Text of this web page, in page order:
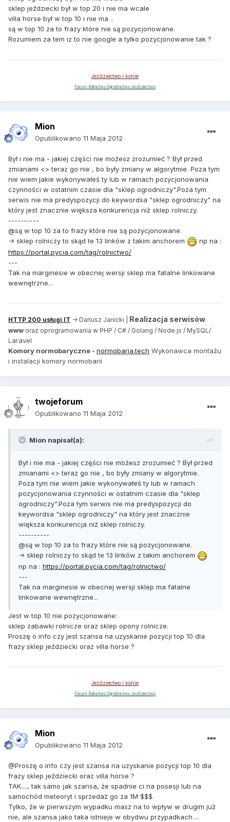
sklep jeździecki był w top 20 i nie ma wcale
villa horse był w top 10 i nie ma ..
są w top 10 za to frazy które nie są pozycjonowane.
Rozumiem za tem iz to nie google a tylko pozycjonowanie tak ?
Jeździectwo i konie
Forum Rolnictwo Ogrodnictwo Jeździectwo
Mion
Opublikowano 11 Maja 2012
Był i nie ma - jakiej części nie możesz zrozumieć ? Był przed
zmianami <> teraz go nie , bo były zmiany w algorytmie. Poza tym
nie wiem jakie wykonywałeś ty lub w ramach pozycjonowania
czynności w ostatnim czasie dla "sklep ogrodniczy".Poza tym
serwis nie ma predyspozycji do keywordsa "sklep ogrodniczy" na
który jest znacznie większa konkurencja niż sklep rolniczy.
----------
@są w top 10 za to frazy które nie są pozycjonowane.
-> sklep rolniczy to skąd te 13 linków z takim anchorem
np na :
https://portal.pycia.com/tag/rolnictwo/
---
Tak na marginesie w obecnej wersji sklep ma fatalne linkowane
wewnętrzne...
HTTP 200 usługi IT -> Dariusz Janicki | Realizacja serwisów
www oraz oprogramowania w PHP / C# / Golang / Node.js / MySQL/
Laravel
Komory normobaryczne - normobaria.tech Wykonawca montażu
i instalacji komory normobarii
twojeforum
Opublikowano 11 Maja 2012
Mion napisał(a):
Był i nie ma - jakiej części nie możesz zrozumieć ? Był przed
zmianami <> teraz go nie , bo były zmiany w algorytmie.
Poza tym nie wiem jakie wykonywałeś ty lub w ramach
pozycjonowania czynności w ostatnim czasie dla "sklep
ogrodniczy".Poza tym serwis nie ma predyspozycji do
keywordsa "sklep ogrodniczy" na który jest znacznie
większa konkurencja niż sklep rolniczy.
----------
@są w top 10 za to frazy które nie są pozycjonowane.
-> sklep rolniczy to skąd te 13 linków z takim anchorem
np na : https://portal.pycia.com/tag/rolnictwo/
---
Tak na marginesie w obecnej wersji sklep ma fatalne
linkowane wewnętrzne...
Jest w top 10 nie pozycjonowane:
sklep zabawki rolnicze oraz sklep opony rolnicze.
Proszę o info czy jest szansa na uzyskanie pozycji top 10 dla
frazy sklep jeździecki oraz villa horse ?
Jeździectwo i konie
Forum Rolnictwo Ogrodnictwo Jeździectwo
Mion
Opublikowano 11 Maja 2012
@Proszę o info czy jest szansa na uzyskanie pozycji top 10 dla
frazy sklep jeździecki oraz villa horse ?
TAK...., tak samo jak szansa, że spadnie ci na posesji lub na
samochód meteoryt i sprzedaż go za 1M $$$.
Tylko, że w pierwszym wypadku masz na to wpływ w drugim już
nie, ale szansa jako taka istnieje w obydwu przypadkach ...